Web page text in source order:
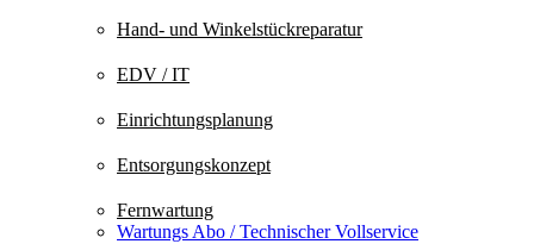
Hand- und Winkelstück­reparatur
EDV / IT
Einrichtungsplanung
Entsorgungskonzept
Fernwartung
Wartungs Abo / Technischer Vollservice